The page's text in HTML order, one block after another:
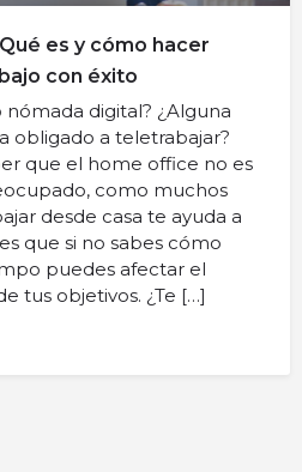
es y cómo hacer
con éxito
nómada digital? ¿Alguna
obligado a teletrabajar?
que el home office no es
como muchos
desde casa te ayuda a
que si no sabes cómo
puedes afectar el
tus objetivos. ¿Te […]